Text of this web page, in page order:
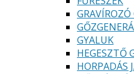
GYALUK
HEGESZTŐ
HORPADÁS